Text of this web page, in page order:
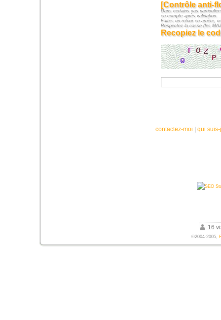
[Contrôle anti-
Dans certains cas
en compte après
Faites un retour en arrière,
Respectez la casse (les
Recopiez le
contactez-moi qui
16
©2004-2005,